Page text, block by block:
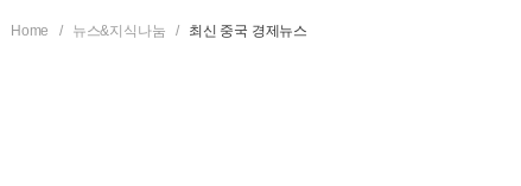
Home / 뉴스&지식나눔 / 최신 중국 경제뉴스